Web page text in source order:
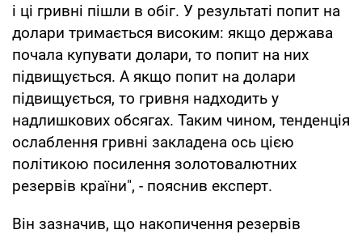
і ці гривні пішли в обіг. У результаті попит на
долари тримається високим: якщо держава
почала купувати долари, то попит на них
підвищується. А якщо попит на долари
підвищується, то гривня надходить у
надлишкових обсягах. Таким чином, тенденція
ослаблення гривні закладена ось цією
політикою посилення золотовалютних
резервів країни", - пояснив експерт.
Він зазначив, що накопичення резервів